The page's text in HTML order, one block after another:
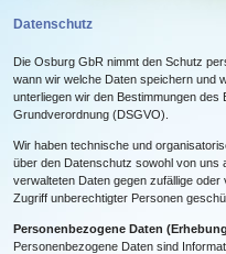
Datenschutz
Die Osburg GbR nimmt den Schutz
wann wir welche Daten speichern und
unterliegen wir den Bestimmungen
Grundverordnung (DSGVO).
Wir haben technische und
über den Datenschutz sowohl von uns
verwalteten Daten gegen zufällige
Zugriff unberechtigter Personen
Personenbezogene Daten
Personenbezogene Daten sind